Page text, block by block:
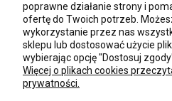
MOJE
poprawne działanie strony i
ofertę do Twoich potrzeb.
wykorzystanie przez nas
sklepu lub dostosować użycie
wybierając opcję "Dostosuj
Więcej o plikach cookies
prywatności.